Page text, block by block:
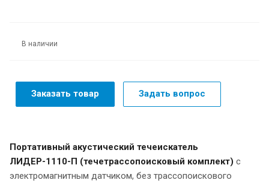
В наличии
Заказать товар Задать вопрос
Портативный акустический течеискатель
ЛИДЕР-1110-П (течетрассопоисковый комплект) с
электромагнитным датчиком, без трассопоискового